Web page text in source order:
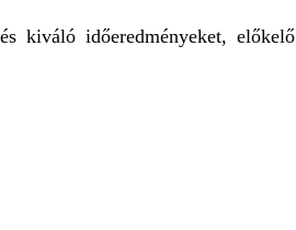
kiváló időeredményeket, előkelő